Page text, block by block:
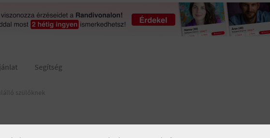
Segítség
szülőknek